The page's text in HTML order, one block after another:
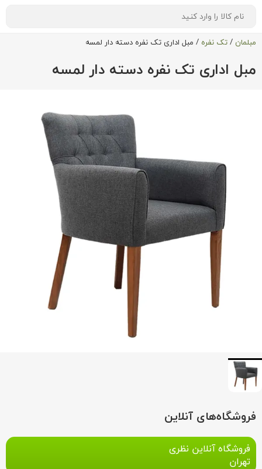
مبلمان / تک نفره / مبل اداری تک نفره دسته دار لمسه
مبل اداری تک نفره دسته دار لمسه
فروشگاه‌های آنلاین
فروشگاه آنلاین نظری
تهران